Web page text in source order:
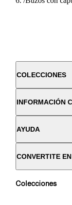
COLECCIONES
INFORMACIÓN
AYUDA
CONVERTITE
Colecciones